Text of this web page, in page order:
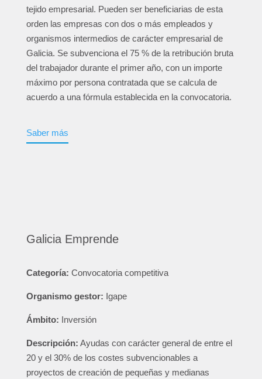
tejido empresarial. Pueden ser beneficiarias de esta
orden las empresas con dos o más empleados y
organismos intermedios de carácter empresarial de
Galicia. Se subvenciona el 75 % de la retribución bruta
del trabajador durante el primer año, con un importe
máximo por persona contratada que se calcula de
acuerdo a una fórmula establecida en la convocatoria.
Saber más
Galicia Emprende
Categoría: Convocatoria competitiva
Organismo gestor: Igape
Ámbito: Inversión
Descripción: Ayudas con carácter general de entre el
20 y el 30% de los costes subvencionables a
proyectos de creación de pequeñas y medianas